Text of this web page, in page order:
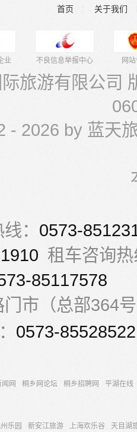
首页 关于我们
业 不良信息举报中心 网
际旅游有限公
- 2026 by 蓝天
： 0573-
租车咨询
85117578
市（总部364
0573-85528522
网 桐乡网论坛 桐乡招聘网 平湖在线
乐园 新安江旅游 上海欢乐谷
天目湖